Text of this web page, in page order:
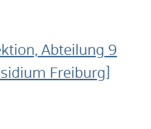
Abteilung 9
Freiburg]